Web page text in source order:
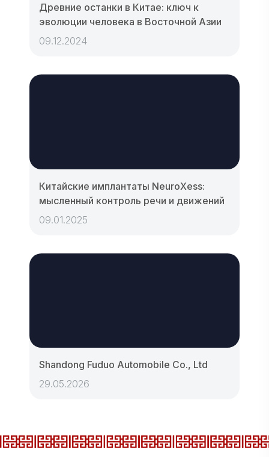
Древние останки в Китае: ключ к
эволюции человека в Восточной Азии
09.12.2024
Китайские имплантаты NeuroXess:
мысленный контроль речи и движений
09.01.2025
Shandong Fuduo Automobile Co., Ltd
29.05.2026